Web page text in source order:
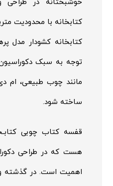
کتابخانه با محدودیت
کتابخانه کشودار مدل
توجه به سبک
مانند چوب طبیعی، ام
ساخته شود.
قفسه کتاب چوبی
هست که در طراحی
اهمیت است. در گذشته